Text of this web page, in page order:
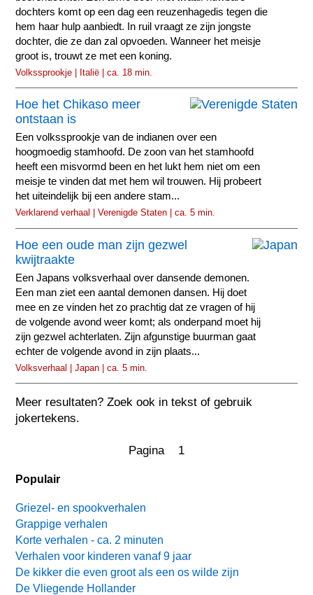
dochters komt op een dag een reuzenhagedis tegen die
hem haar hulp aanbiedt. In ruil vraagt ze zijn jongste
dochter, die ze dan zal opvoeden. Wanneer het meisje
groot is, trouwt ze met een koning.
Volkssprookje | Italië | ca. 18 min.
Hoe het Chikaso meer
ontstaan is
Een volkssprookje van de indianen over een
hoogmoedig stamhoofd. De zoon van het stamhoofd
heeft een misvormd been en het lukt hem niet om een
meisje te vinden dat met hem wil trouwen. Hij probeert
het uiteindelijk bij een andere stam...
Verklarend verhaal | Verenigde Staten | ca. 5 min.
Hoe een oude man zijn gezwel
kwijtraakte
Een Japans volksverhaal over dansende demonen.
Een man ziet een aantal demonen dansen. Hij doet
mee en ze vinden het zo prachtig dat ze vragen of hij
de volgende avond weer komt; als onderpand moet hij
zijn gezwel achterlaten. Zijn afgunstige buurman gaat
echter de volgende avond in zijn plaats...
Volksverhaal | Japan | ca. 5 min.
Meer resultaten? Zoek ook in tekst of gebruik
jokertekens.
Pagina 1
Populair
Griezel- en spookverhalen
Grappige verhalen
Korte verhalen - ca. 2 minuten
Verhalen voor kinderen vanaf 9 jaar
De kikker die even groot als een os wilde zijn
De Vliegende Hollander